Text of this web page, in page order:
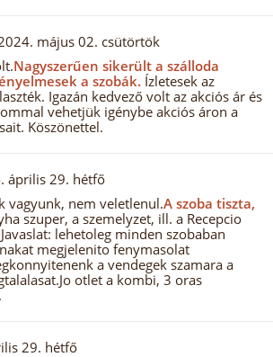
május 02. csütörtök
Nagyszerűen sikerült a szálloda
a szobák. Ízletesek az
Igazán kedvező volt az akciós ár és
vehetjük igénybe akciós áron a
Köszönettel.
április 29. hétfő
vagyunk, nem veletlenul.A szoba tiszta,
szuper, a szemelyzet, ill. a Recepcio
lehetoleg minden szobaban
megjelenito fenymasolat
a vendegek szamara a
otlet a kombi, 3 oras
29. hétfő